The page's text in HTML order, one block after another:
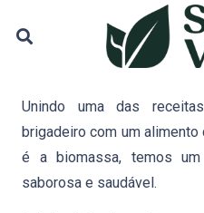
Unindo uma das
brigadeiro com um
é a biomassa, temos
saborosa e saudável.